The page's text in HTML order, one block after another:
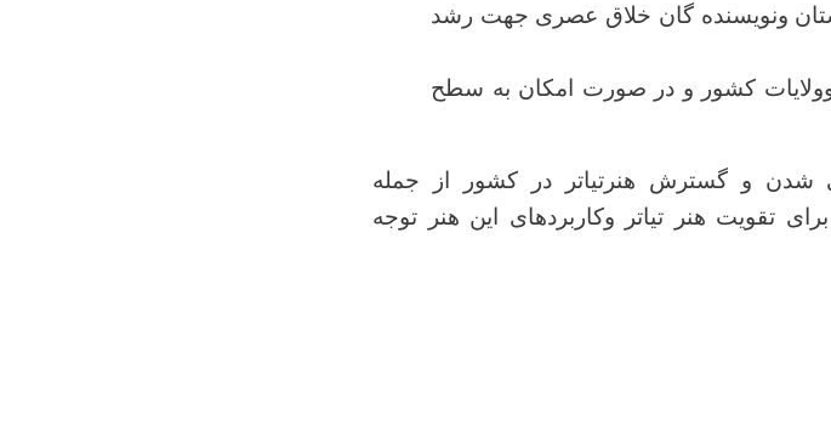
ونویسنده گان خلاق عصری جهت رشد
وولایات کشور و در صورت امکان به سطح
شدن و گسترش هنرتیاتر در کشور از جمله
تقویت هنر تیاتر وکاربردهای این هنر توجه